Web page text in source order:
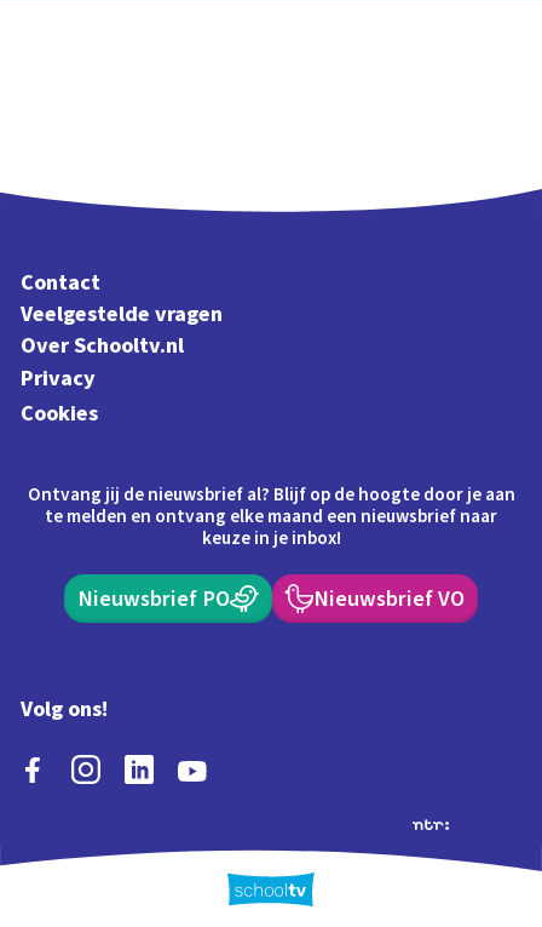
Contact
Veelgestelde vragen
Over Schooltv.nl
Privacy
Cookies
Ontvang jij de nieuwsbrief al? Blijf op de hoogte door je aan
te melden en ontvang elke maand een nieuwsbrief naar
keuze in je inbox!
Nieuwsbrief PO Nieuwsbrief VO
Volg ons!